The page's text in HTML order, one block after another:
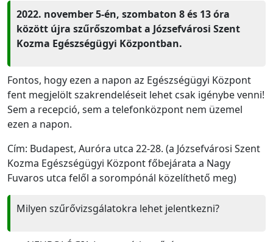
2022. november 5-én, szombaton 8 és 13 óra
között újra szűrőszombat a Józsefvárosi Szent
Kozma Egészségügyi Központban.
Fontos, hogy ezen a napon az Egészségügyi Központ
fent megjelölt szakrendeléseit lehet csak igénybe venni!
Sem a recepció, sem a telefonközpont nem üzemel
ezen a napon.
Cím: Budapest, Auróra utca 22-28. (a Józsefvárosi Szent
Kozma Egészségügyi Központ főbejárata a Nagy
Fuvaros utca felől a sorompónál közelíthető meg)
Milyen szűrővizsgálatokra lehet jelentkezni?